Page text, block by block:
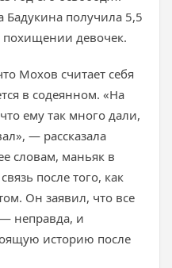
получила 5,5
девочек.
Мохов считает себя
в содеянном. «На
ему так много дали,
— рассказала
словам, маньяк в
после того, как
Он заявил, что все
неправда, и
историю после